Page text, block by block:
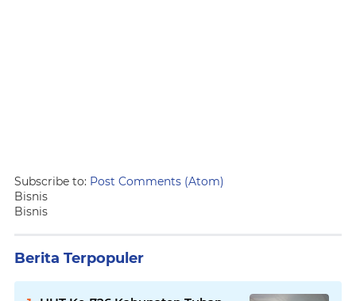
Subscribe to: Post Comments (Atom)
Bisnis
Bisnis
Berita Terpopuler